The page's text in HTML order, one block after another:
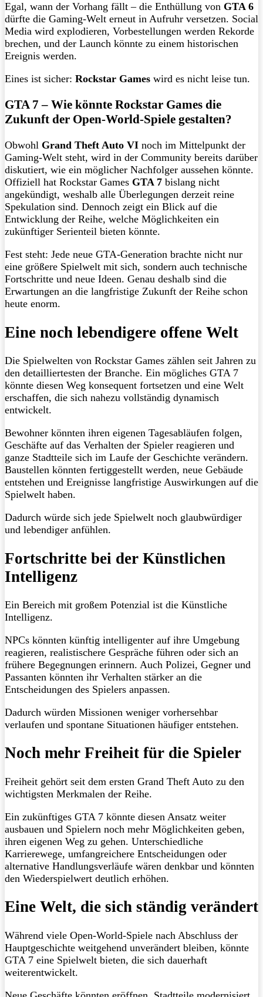
Egal, wann der Vorhang fällt – die Enthüllung von GTA 6
dürfte die Gaming-Welt erneut in Aufruhr versetzen. Social
Media wird explodieren, Vorbestellungen werden Rekorde
brechen, und der Launch könnte zu einem historischen
Ereignis werden.
Eines ist sicher: Rockstar Games wird es nicht leise tun.
GTA 7 – Wie könnte Rockstar Games die
Zukunft der Open-World-Spiele gestalten?
Obwohl Grand Theft Auto VI noch im Mittelpunkt der
Gaming-Welt steht, wird in der Community bereits darüber
diskutiert, wie ein möglicher Nachfolger aussehen könnte.
Offiziell hat Rockstar Games GTA 7 bislang nicht
angekündigt, weshalb alle Überlegungen derzeit reine
Spekulation sind. Dennoch zeigt ein Blick auf die
Entwicklung der Reihe, welche Möglichkeiten ein
zukünftiger Serienteil bieten könnte.
Fest steht: Jede neue GTA-Generation brachte nicht nur
eine größere Spielwelt mit sich, sondern auch technische
Fortschritte und neue Ideen. Genau deshalb sind die
Erwartungen an die langfristige Zukunft der Reihe schon
heute enorm.
Eine noch lebendigere offene Welt
Die Spielwelten von Rockstar Games zählen seit Jahren zu
den detailliertesten der Branche. Ein mögliches GTA 7
könnte diesen Weg konsequent fortsetzen und eine Welt
erschaffen, die sich nahezu vollständig dynamisch
entwickelt.
Bewohner könnten ihren eigenen Tagesabläufen folgen,
Geschäfte auf das Verhalten der Spieler reagieren und
ganze Stadtteile sich im Laufe der Geschichte verändern.
Baustellen könnten fertiggestellt werden, neue Gebäude
entstehen und Ereignisse langfristige Auswirkungen auf die
Spielwelt haben.
Dadurch würde sich jede Spielwelt noch glaubwürdiger
und lebendiger anfühlen.
Fortschritte bei der Künstlichen
Intelligenz
Ein Bereich mit großem Potenzial ist die Künstliche
Intelligenz.
NPCs könnten künftig intelligenter auf ihre Umgebung
reagieren, realistischere Gespräche führen oder sich an
frühere Begegnungen erinnern. Auch Polizei, Gegner und
Passanten könnten ihr Verhalten stärker an die
Entscheidungen des Spielers anpassen.
Dadurch würden Missionen weniger vorhersehbar
verlaufen und spontane Situationen häufiger entstehen.
Noch mehr Freiheit für die Spieler
Freiheit gehört seit dem ersten Grand Theft Auto zu den
wichtigsten Merkmalen der Reihe.
Ein zukünftiges GTA 7 könnte diesen Ansatz weiter
ausbauen und Spielern noch mehr Möglichkeiten geben,
ihren eigenen Weg zu gehen. Unterschiedliche
Karrierewege, umfangreichere Entscheidungen oder
alternative Handlungsverläufe wären denkbar und könnten
den Wiederspielwert deutlich erhöhen.
Eine Welt, die sich ständig verändert
Während viele Open-World-Spiele nach Abschluss der
Hauptgeschichte weitgehend unverändert bleiben, könnte
GTA 7 eine Spielwelt bieten, die sich dauerhaft
weiterentwickelt.